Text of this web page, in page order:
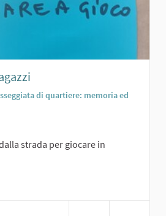
di quartiere: memoria ed
strada per giocare in